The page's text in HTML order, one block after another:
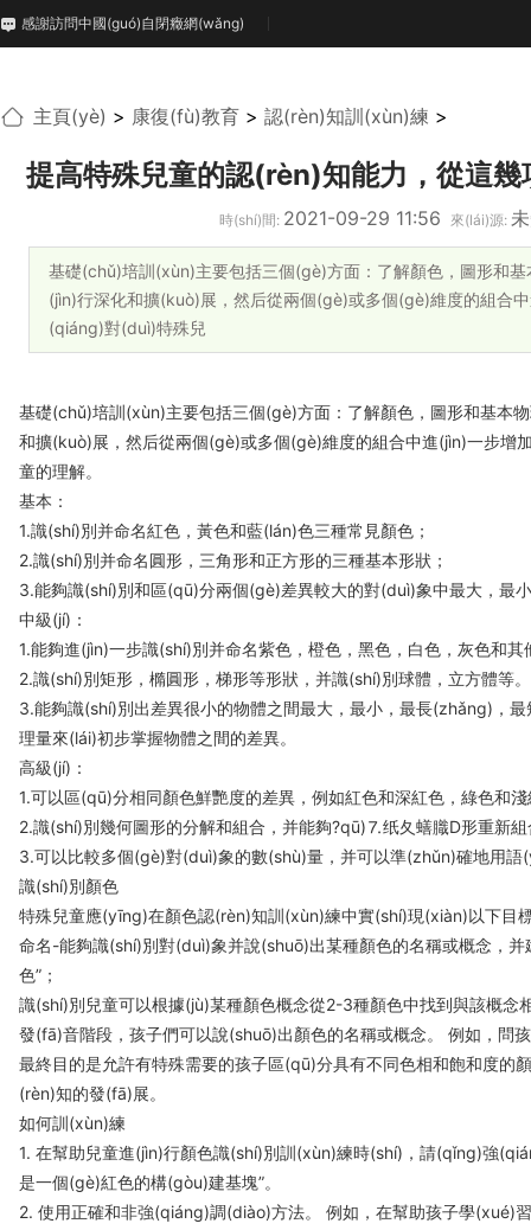
感謝訪問中國(guó)自閉癥網(wǎng)
主頁(yè) > 康復(fù)教育 > 認(rèn)知訓(xùn)練 >
提高特殊兒童的認(rèn)知能力，從
時(shí)間: 2021-09-29 11:56 來(lái)源:
基礎(chǔ)培訓(xùn)主要包括三個(gè)方面：了解顏色，圖形
(jìn)行深化和擴(kuò)展，然后從兩個(gè)或多個(gè)維度的組合中
(qiáng)對(duì)特殊兒
基礎(chǔ)培訓(xùn)主要包括三個(gè)方面：了解顏色，圖形和基本
和擴(kuò)展，然后從兩個(gè)或多個(gè)維度的組合中進(jìn)一步
童的理解。
基本：
1.識(shí)別并命名紅色，黃色和藍(lán)色三種常見顏色；
2.識(shí)別并命名圓形，三角形和正方形的三種基本形狀；
3.能夠識(shí)別和區(qū)分兩個(gè)差異較大的對(duì)象中最大，
中級(jí)：
1.能夠進(jìn)一步識(shí)別并命名紫色，橙色，黑色，白色，灰色和其他
2.識(shí)別矩形，橢圓形，梯形等形狀，并識(shí)別球體，立方體等
3.能夠識(shí)別出差異很小的物體之間最大，最小，最長(zhǎng)，
理量來(lái)初步掌握物體之間的差異。
高級(jí)：
1.可以區(qū)分相同顏色鮮艷度的差異，例如紅色和深紅色，綠色和淺
2.識(shí)別幾何圖形的分解和組合，并能夠?qū)⒎纸夂蟮膱D形重新組合
3.可以比較多個(gè)對(duì)象的數(shù)量，并可以準(zhǔn)確地用語
識(shí)別顏色
特殊兒童應(yīng)在顏色認(rèn)知訓(xùn)練中實(shí)現(xiàn)以下目
命名-能夠識(shí)別對(duì)象并說(shuō)出某種顏色的名稱或概念，并
色”；
識(shí)別兒童可以根據(jù)某種顏色概念從2-3種顏色中找到與該概念
發(fā)音階段，孩子們可以說(shuō)出顏色的名稱或概念。 例如，問孩子“
最終目的是允許有特殊需要的孩子區(qū)分具有不同色相和飽和度的
(rèn)知的發(fā)展。
如何訓(xùn)練
1. 在幫助兒童進(jìn)行顏色識(shí)別訓(xùn)練時(shí)，請(qǐng)強(qiáng)
是一個(gè)紅色的構(gòu)建基塊”。
2. 使用正確和非強(qiáng)調(diào)方法。 例如，在幫助孩子學